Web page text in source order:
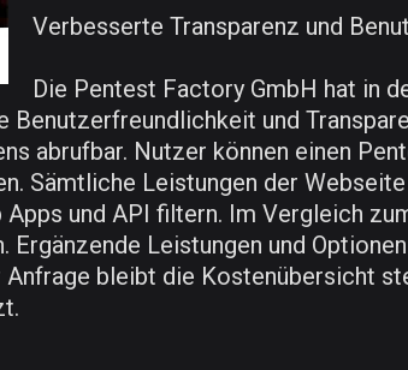
Verbesserte Transparenz und
Die Pentest Factory GmbH hat in
und
abrufbar. Nutzer können einen
Sämtliche Leistungen der
und API filtern. Im Vergleich
Leistungen und
bleibt die Kostenübersicht